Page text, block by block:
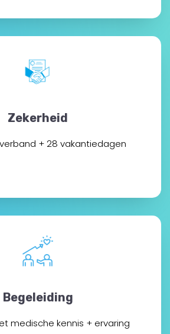
Zekerheid
+ 28 vakantiedagen
Begeleiding
medische kennis + ervaring